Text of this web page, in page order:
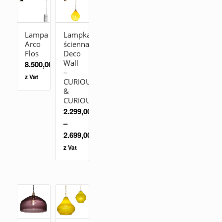
Lampa
Arco
Flos
8.500,00
z Vat
Lampka
ścienna
Deco
Wall
–
CURIOUSA
&
CURIOUSA
2.299,00
–
2.699,00
z Vat